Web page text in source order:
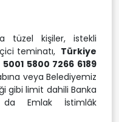
tüzel kişiler, istekli
teminatı, Türkiye
5800 7266 6189
veya Belediyemiz
gibi limit dahili Banka
Emlak İstimlâk